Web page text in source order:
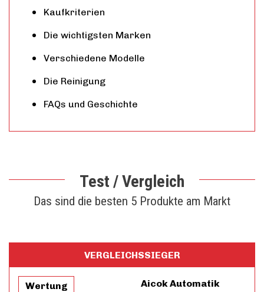
Kaufkriterien
Die wichtigsten Marken
Verschiedene Modelle
Die Reinigung
FAQs und Geschichte
Test / Vergleich
Das sind die besten 5 Produkte am Markt
VERGLEICHSSIEGER
Wertung
Aicok Automatik